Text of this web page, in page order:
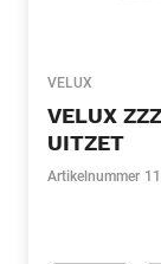
VELUX
VELUX
UITZET
Artikelnummer